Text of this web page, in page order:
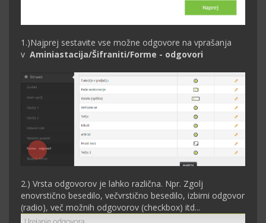
1.)Najprej sestavite vse možne odgovore na vprašanja
v Aminiastacija/Šifraniti/Forme - odgovori
2.) Vrsta odgovorov je lahko različna. Npr. Zgolj
enovrstično besedilo, večvrstično besedilo, izbirni odgovor
(radio), več možnih odgovorov (checkbox) itd...